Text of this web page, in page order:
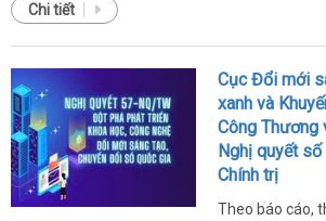
Chi tiết
Cục Đổi mới
xanh và
Công Thương
Nghị quyết
Chính trị
Theo báo cáo,